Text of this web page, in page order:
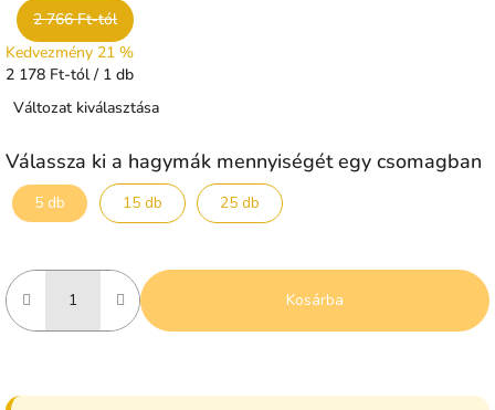
2 766 Ft-tól
Kedvezmény 21 %
Egységár:
2 178 Ft-tól / 1 db
Változat kiválasztása
Válassza ki a hagymák mennyiségét egy csomagban
5 db 15 db 25 db
Kosárba